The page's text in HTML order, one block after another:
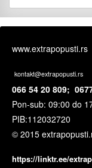
www.extrapopusti.rs
kontakt@extrapopusti.rs
066 54 20 809;
Pon-sub: 09:00 do
PIB:112032720
© 2015
https://linktr.ee/